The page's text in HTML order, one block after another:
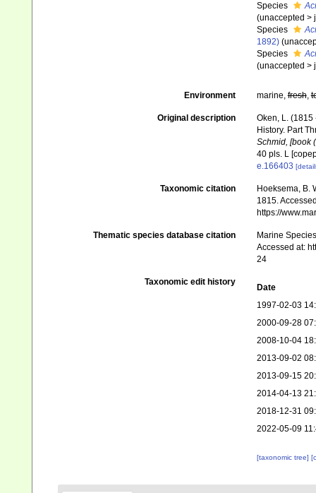
Species
(unaccepted >
Species
1892) (
Species
(unaccepted >
Environment marine,fresh,
Original description
Oken, L.
History. Part
Schmid, [book
40 pls. L
e.166403
Taxonomic citation
Hoeksema, B.
1815.
https://
Thematic species database citation
Marine
Accessed at:
24
Taxonomic edit history
Date
1997-02-03
2000-09-28
2008-10-04
2013-09-02
2013-09-15
2014-04-13
2018-12-31
2022-05-09
[taxonomic tree]